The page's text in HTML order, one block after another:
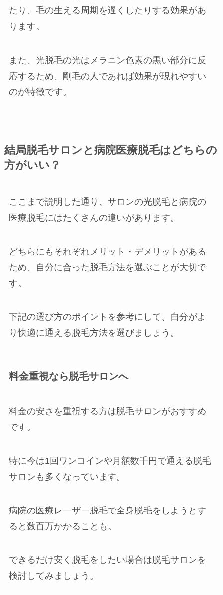
たり、毛の生える周期を遅くしたりする効果があ
ります。
また、光脱毛の光はメラニン色素の黒い部分に反
応するため、剛毛の人であれば効果が現れやすい
のが特徴です。
結局脱毛サロンと病院医療脱毛はどちらの
方がいい？
ここまで説明した通り、サロンの光脱毛と病院の
医療脱毛にはたくさんの違いがあります。
どちらにもそれぞれメリット・デメリットがある
ため、自分に合った脱毛方法を選ぶことが大切で
す。
下記の選び方のポイントを参考にして、自分がよ
り快適に通える脱毛方法を選びましょう。
料金重視なら脱毛サロンへ
料金の安さを重視する方は脱毛サロンがおすすめ
です。
特に今は1回ワンコインや月額数千円で通える脱毛
サロンも多くなっています。
病院の医療レーザー脱毛で全身脱毛をしようとす
ると数百万かかることも。
できるだけ安く脱毛をしたい場合は脱毛サロンを
検討してみましょう。